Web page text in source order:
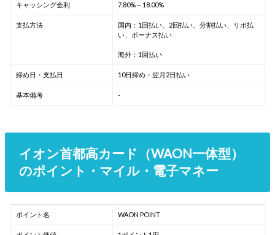
キャッシング金利 7.80%～18.00%
支払方法
国内：1回払い、2回払い、分割払い、リボ払
い、ボーナス払い
海外：1回払い
締め日・支払日 10日締め・翌月2日払い
基本備考 -
イオン首都高カード（WAON一体型）
のポイント・マイル・電子マネー
ポイント名 WAON POINT